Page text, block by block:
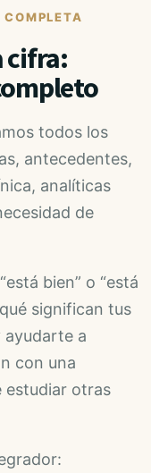
cifra:
todos los
antecedentes,
analíticas
de
bien” o “está
significan tus
ayudarte a
con una
estudiar otras